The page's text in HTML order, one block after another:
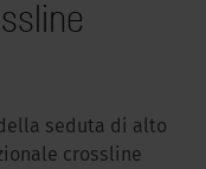
seduta di alto
crossline